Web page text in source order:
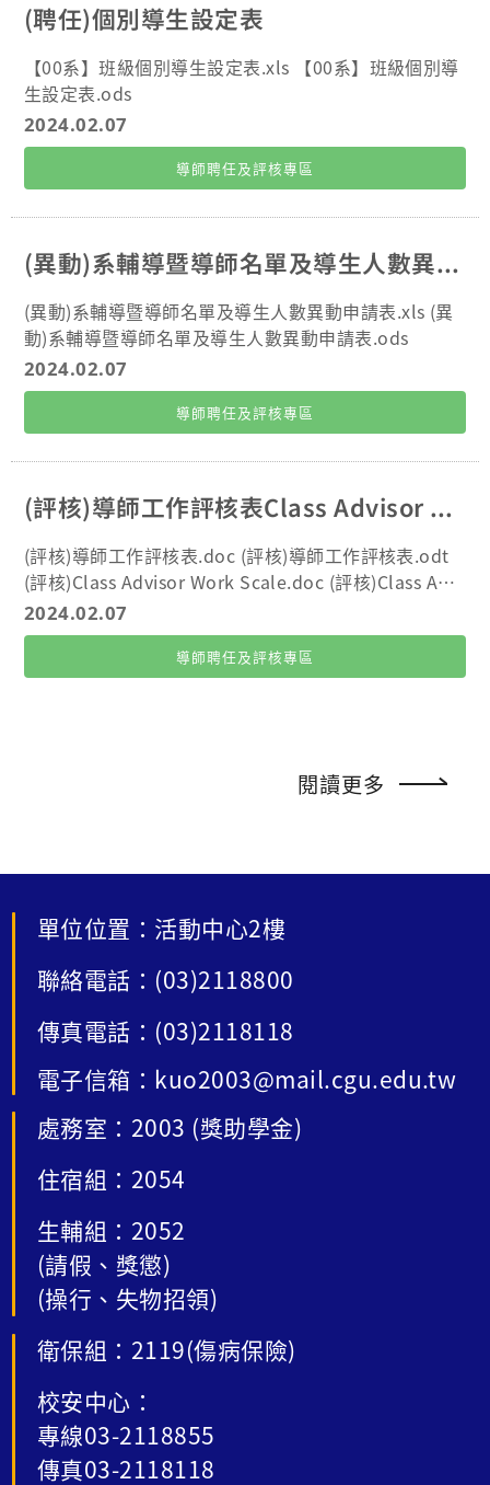
(聘任)個別導生設定表
【00系】班級個別導生設定表.xls 【00系】班級個別導
生設定表.ods
2024.02.07
導師聘任及評核專區
(異動)系輔導暨導師名單及導生人數異動申請表
(異動)系輔導暨導師名單及導生人數異動申請表.xls (異
動)系輔導暨導師名單及導生人數異動申請表.ods
2024.02.07
導師聘任及評核專區
(評核)導師工作評核表Class Advisor Work Scale
(評核)導師工作評核表.doc (評核)導師工作評核表.odt
(評核)Class Advisor Work Scale.doc (評核)Class Advi
sor Work Scale.odt
2024.02.07
導師聘任及評核專區
閱讀更多
單位位置：活動中心2樓
聯絡電話：(03)2118800
傳真電話：(03)2118118
電子信箱：kuo2003@mail.cgu.edu.tw
處務室：2003 (獎助學金)
住宿組：2054
生輔組：2052
(請假、獎懲)
(操行、失物招領)
衛保組：2119(傷病保險)
校安中心：
專線03-2118855
傳真03-2118118